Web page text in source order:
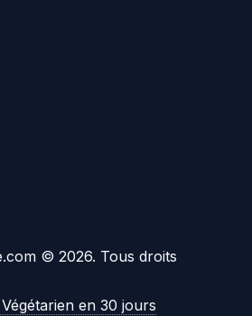
© 2026. Tous droits
en 30 jours